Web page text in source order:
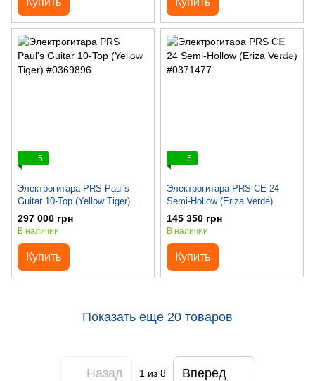
5
Электрогитара PRS Paul's
Guitar 10-Top (Yellow Tiger)
#0369896
297 000 грн
В наличии
Купить
5
Электрогитара PRS CE 24
Semi-Hollow (Eriza Verde)
#0371477
145 350 грн
В наличии
Купить
Показать еще 20 товаров
Назад 1из 8 Вперед